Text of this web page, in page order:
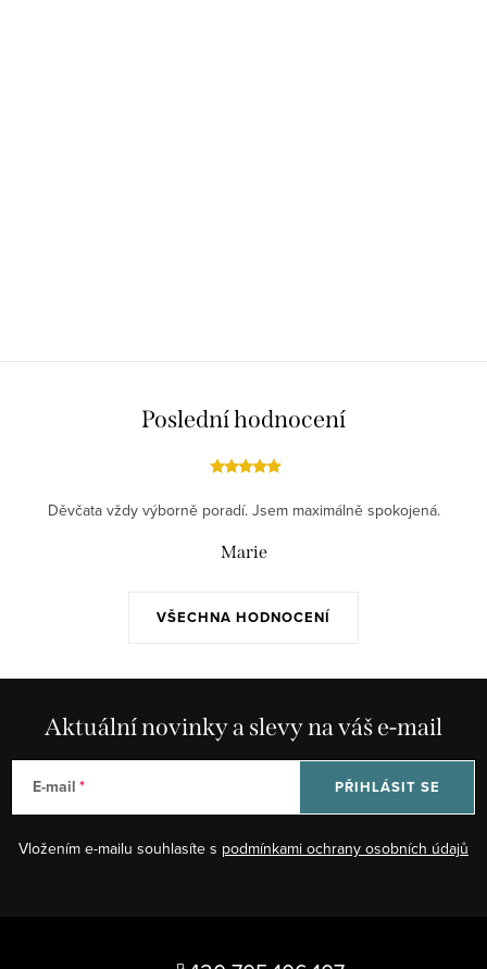
Poslední hodnocení
VŠECHNA HODNOCENÍ
Děvčata vždy výborně poradí. Jsem maximálně spokojená.
Marie
Aktuální novinky a slevy na váš e-mail
E-mail
Vložením e-mailu souhlasíte s podmínkami ochrany osobních údajů
PŘIHLÁSIT SE